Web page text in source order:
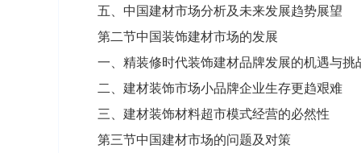
五、中国建材市场分析及未来发展趋势展望
第二节中国装饰建材市场的发展
一、精装修时代装饰建材品牌发展的机遇与挑
二、建材装饰市场小品牌企业生存更趋艰难
三、建材装饰材料超市模式经营的必然性
第三节中国建材市场的问题及对策